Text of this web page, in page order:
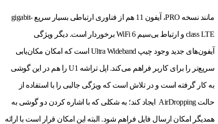
مانند نسخه PRO، آیفون 11 هم از فناوری ارتباطی بسیار سریع gigabit-
class LTE و ارتباط بی‌سیم WiFi 6 برخوردار است. دیگر ویژگی
آیفون‌های جدید وجود چیپ Ultra Wideband است که امکان مکان‌یابی
سریع‌تر را برای کاربر فراهم می‌کند. اپل تراشه U1 را هم در این گوشی
به کار گرفته است و در تلاش است که ویژگی جالبی را با استفاده از
حالت AirDropping ایجاد کند؛ به شکلی که با اشاره کردن دو گوشی به
همدیگر امکان ارسال فایل فراهم شود. البته این امکان قرار است با ارائه